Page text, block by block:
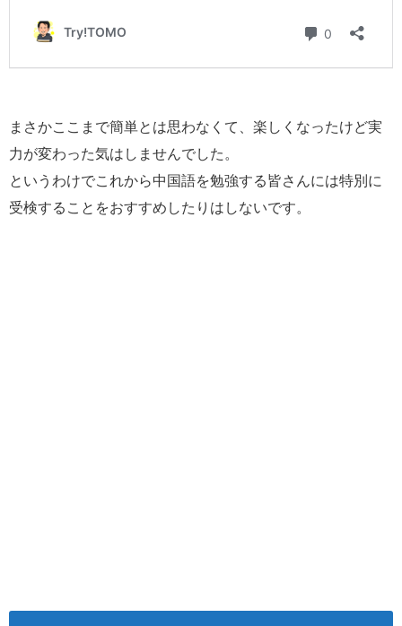
まさかここまで簡単とは思わなくて、楽しくなったけど実
力が変わった気はしませんでした。
というわけでこれから中国語を勉強する皆さんには特別に
受検することをおすすめしたりはしないです。